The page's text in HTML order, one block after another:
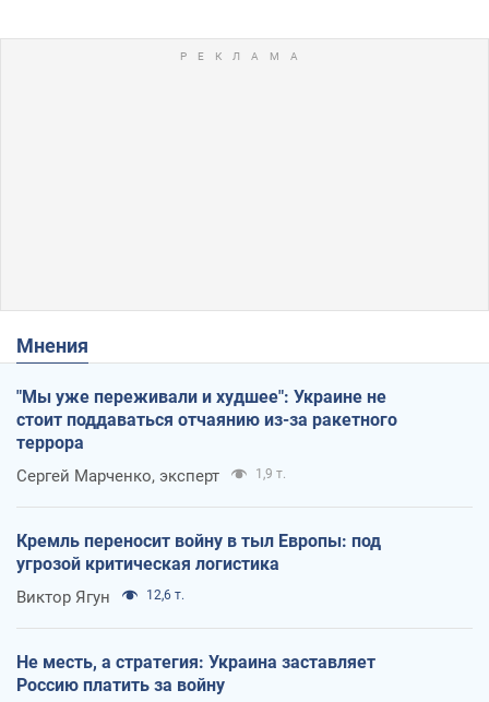
Мнения
"Мы уже переживали и худшее": Украине не
стоит поддаваться отчаянию из-за ракетного
террора
Сергей Марченко, эксперт 1,9 т.
Кремль переносит войну в тыл Европы: под
угрозой критическая логистика
Виктор Ягун 12,6 т.
Не месть, а стратегия: Украина заставляет
Россию платить за войну